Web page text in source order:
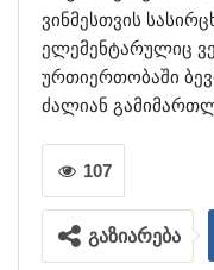
ვინმესთვის
ელემენტარულიც
ურთიერთობაში
ძალიან
107
გაზიარება